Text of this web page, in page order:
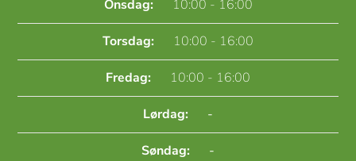
Onsdag: 10:00 - 16:00
Torsdag: 10:00 - 16:00
Fredag: 10:00 - 16:00
Lørdag: -
Søndag: -